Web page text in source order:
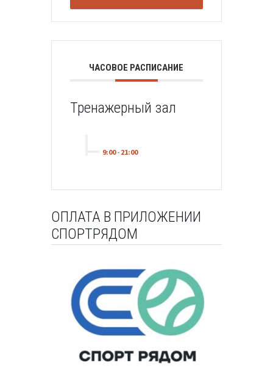
ЧАСОВОЕ РАСПИСАНИЕ
Тренажерный зал
9:00- 21:00
ОПЛАТА В ПРИЛОЖЕНИИ
СПОРТРЯДОМ